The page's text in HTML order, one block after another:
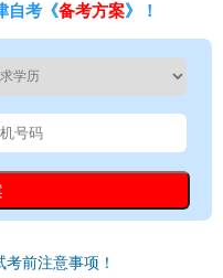
自考《备考方案》！
前注意事项！